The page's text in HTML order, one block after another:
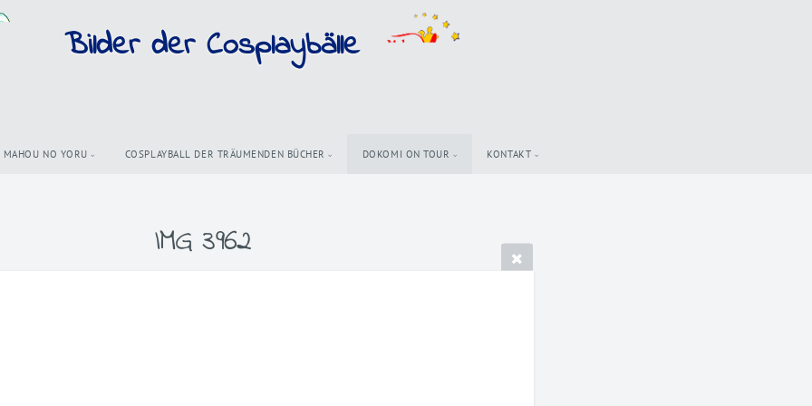
Bilder der Cosplaybälle
MAHOU NO YORU COSPLAYBALL DER TRÄUMENDEN BÜCHER DOKOMI ON TOUR KONTAKT
IMG 3962